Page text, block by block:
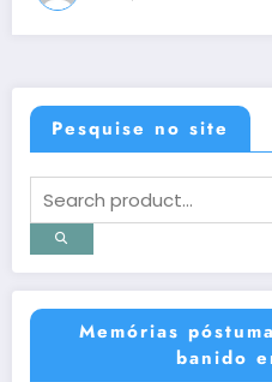
Pesquise no site
Memórias
banido